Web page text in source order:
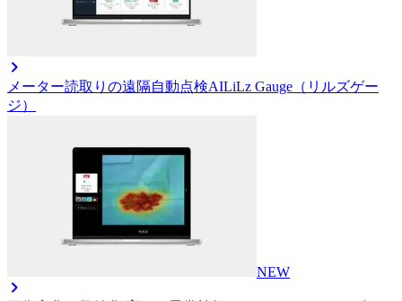
メーター読取りの遠隔自動点検AILiLz Gauge（リルズゲー
ジ）
NEW